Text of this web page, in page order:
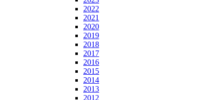
2022
2021
2020
2019
2018
2017
2016
2015
2014
2013
2012